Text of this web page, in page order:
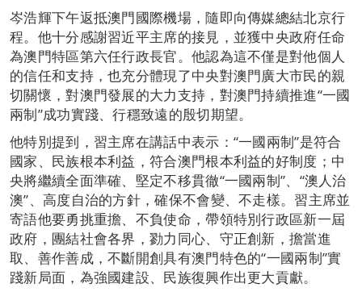
岑浩輝下午返抵澳門國際機場，隨即向傳媒總結北京行
程。他十分感謝習近平主席的接見，並獲中央政府任命
為澳門特區第六任行政長官。他認為這不僅是對他個人
的信任和支持，也充分體現了中央對澳門廣大市民的親
切關懷，對澳門發展的大力支持，對澳門持續推進“一國
兩制”成功實踐、行穩致遠的殷切期望。
他特別提到，習主席在講話中表示：“一國兩制”是符合
國家、民族根本利益，符合澳門根本利益的好制度；中
央將繼續全面準確、堅定不移貫徹“一國兩制”、“澳人治
澳”、高度自治的方針，確保不會變、不走樣。習主席並
寄語他要勇挑重擔、不負使命，帶領特別行政區新一屆
政府，團結社會各界，勠力同心、守正創新，擔當進
取、善作善成，不斷開創具有澳門特色的“一國兩制”實
踐新局面，為強國建設、民族復興作出更大貢獻。